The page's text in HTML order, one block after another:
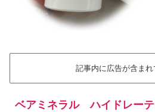
記事内に広告が含まれ
ベアミネラル ハイドレー